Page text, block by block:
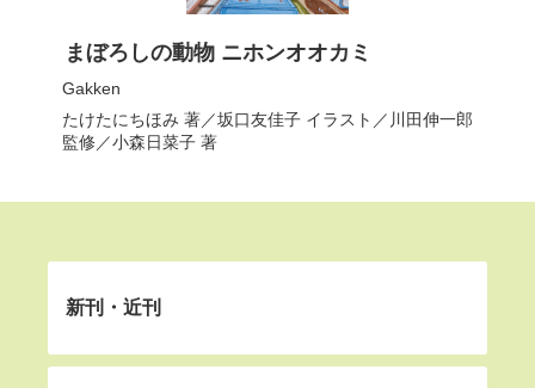
まぼろしの動物 ニホンオオカミ
Gakken
たけたにちほみ 著／坂口友佳子イラスト／ 川田伸一郎
監修／小森日菜子著
新刊・近刊